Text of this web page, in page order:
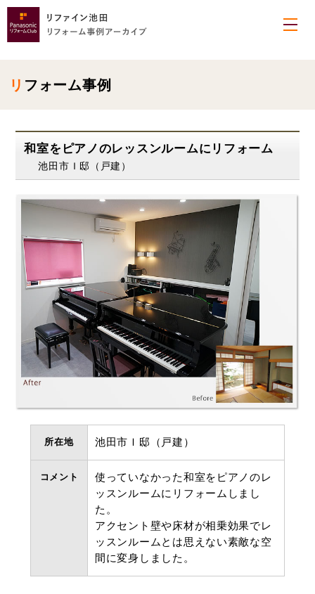
リフォーム事例
和室をピアノのレッスンルームにリフォーム
池田市Ｉ邸（戸建）
所在地 池田市Ｉ邸（戸建）
コメント
使っていなかった和室をピアノのレ
ッスンルームにリフォームしまし
た。
アクセント壁や床材が相乗効果でレ
ッスンルームとは思えない素敵な空
間に変身しました。